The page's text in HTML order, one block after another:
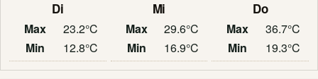
Di
Max
23.2°C
Min
12.8°C
Mi
Max
29.6°C
Min
16.9°C
Do
Max
36.7°C
Min
19.3°C